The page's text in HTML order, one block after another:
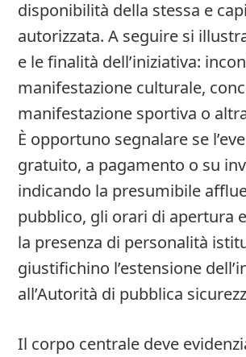
disponibilità della stessa e
autorizzata. A seguire si
e le finalità dell’iniziativa:
manifestazione culturale,
manifestazione sportiva o
È opportuno segnalare se
gratuito, a pagamento o su
indicando la presumibile
pubblico, gli orari di apertura
la presenza di personalità
giustifichino l’estensione
all’Autorità di pubblica
Il corpo centrale deve